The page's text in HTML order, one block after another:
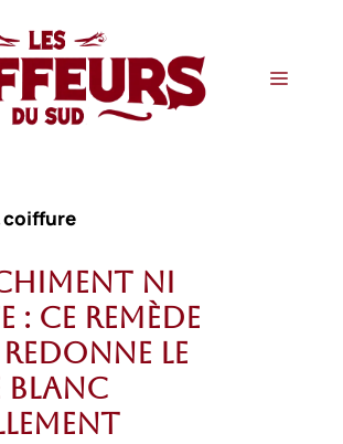
Menu
coiffure
ni
: ce remède
le
blanc